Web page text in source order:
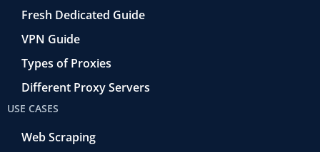
Fresh Dedicated Guide
VPN Guide
Types of Proxies
Different Proxy Servers
USE CASES
Web Scraping